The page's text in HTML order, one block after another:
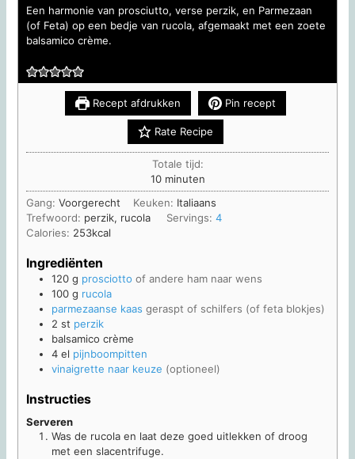
Een harmonie van prosciutto, verse perzik, en Parmezaan
(of Feta) op een bedje van rucola, afgemaakt met een zoete
balsamico crème.
Recept afdrukken Pin recept
Rate Recipe
Totale tijd:
10minuten
minuten
Gang:Voorgerecht Keuken: Italiaans
Trefwoord: perzik, rucola Servings:4
Calories: 253kcal
Ingrediënten
120 g prosciotto of andere ham naar wens
100 g rucola
parmezaanse kaas geraspt of schilfers (of feta blokjes)
2 st perzik
balsamico crème
4 el pijnboompitten
vinaigrette naar keuze (optioneel)
Instructies
Serveren
Was de rucola en laat deze goed uitlekken of droog
met een slacentrifuge.